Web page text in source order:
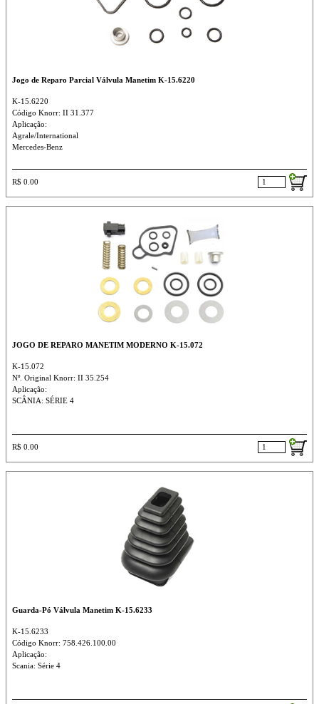
Jogo de Reparo Parcial Válvula Manetim K-15.6220
K-15.6220
Código Knorr: II 31.377
Aplicação:
Agrale/International
Mercedes-Benz
R$ 0.00
JOGO DE REPARO MANETIM MODERNO K-15.072
K-15.072
Nº. Original Knorr: II 35.254
Aplicação:
SCÂNIA: SÉRIE 4
R$ 0.00
Guarda-Pó Válvula Manetim K-15.6233
K-15.6233
Código Knorr: 758.426.100.00
Aplicação:
Scania: Série 4